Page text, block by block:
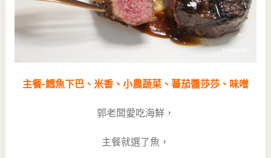
主餐-鱈魚下巴、米香、小農蔬菜、蕃茄醬莎莎、味噌
郭老闆愛吃海鮮，
主餐就選了魚，